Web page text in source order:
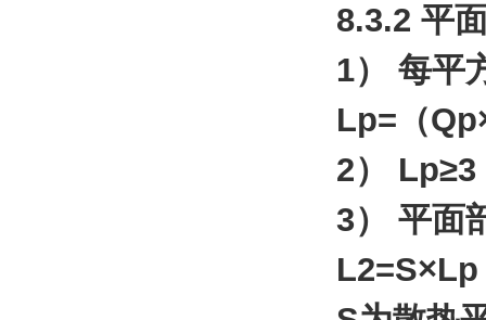
8.3.2 平
1） 每平
Lp=（
2） Lp≥3
3） 平面